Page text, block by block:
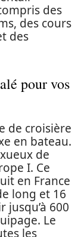
des
des cours
des
pour vos
de croisière
en bateau.
de
I. Ce
en France
long et 16
600
Le
les